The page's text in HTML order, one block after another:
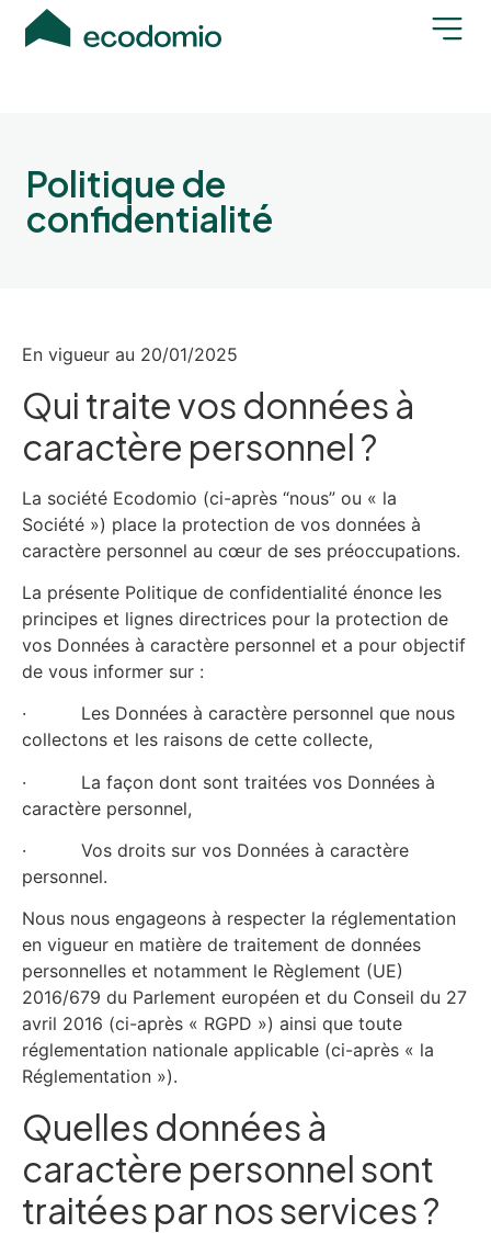
Politique de
confidentialité
En vigueur au 20/01/2025
Qui traite vos données à
caractère personnel ?
La société Ecodomio (ci-après “nous” ou « la
Société ») place la protection de vos données à
caractère personnel au cœur de ses préoccupations.
La présente Politique de confidentialité énonce les
principes et lignes directrices pour la protection de
vos Données à caractère personnel et a pour objectif
de vous informer sur :
· Les Données à caractère personnel que nous
collectons et les raisons de cette collecte,
· La façon dont sont traitées vos Données à
caractère personnel,
· Vos droits sur vos Données à caractère
personnel.
Nous nous engageons à respecter la réglementation
en vigueur en matière de traitement de données
personnelles et notamment le Règlement (UE)
2016/679 du Parlement européen et du Conseil du 27
avril 2016 (ci-après « RGPD ») ainsi que toute
réglementation nationale applicable (ci-après « la
Réglementation »).
Quelles données à
caractère personnel sont
traitées par nos services ?